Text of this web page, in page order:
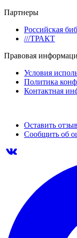
Партнеры
Российская
///ТРАКТ
Правовая
Условия
Политика
Контактная
Оставить
Сообщить об